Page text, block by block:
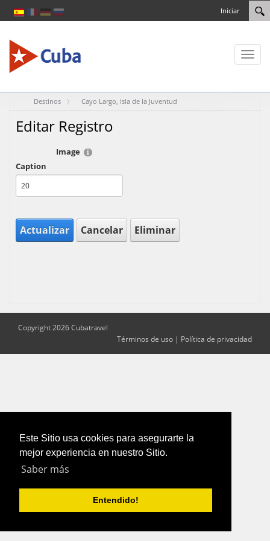
Este Sitio usa cookies para asegurarte la
mejor experiencia en nuestro Sitio.
Saber más
Entendido!
Iniciar
Toggle
Destinos Cayo Largo, Isla de la Juventud
Editar Registro
Image
Caption
Actualizar Cancelar Eliminar
Copyright 2026 Cubatravel
Términos de uso | Política de privacidad